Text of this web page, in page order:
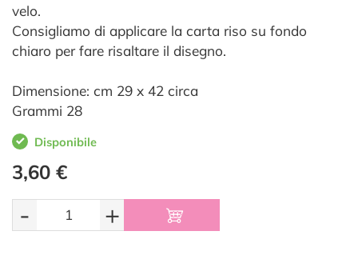
velo.
Consigliamo di applicare la carta riso su fondo
chiaro per fare risaltare il disegno.
Dimensione: cm 29 x 42 circa
Grammi 28
Disponibile
3,60 €
- +